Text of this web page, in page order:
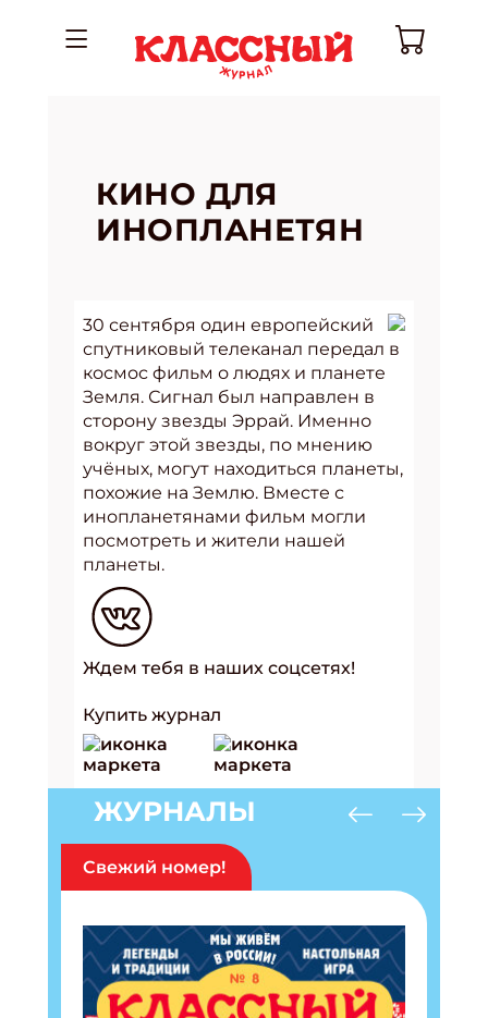
КИНО ДЛЯ
ИНОПЛАНЕТЯН
30 сентября один европейский
спутниковый телеканал передал в
космос фильм о людях и планете
Земля. Сигнал был направлен в
сторону звезды Эррай. Именно
вокруг этой звезды, по мнению
учёных, могут находиться планеты,
похожие на Землю. Вместе с
инопланетянами фильм могли
посмотреть и жители нашей
планеты.
Ждем тебя в наших соцсетях!
Купить журнал
ЖУРНАЛЫ
Свежий номер!